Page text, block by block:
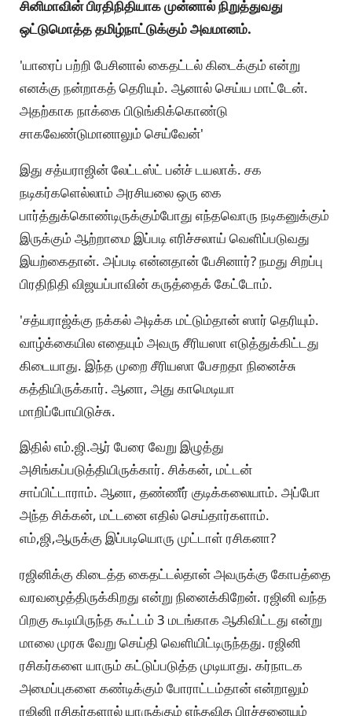
சினிமாவின் பிரதிநிதியாக முன்னால் நிறுத்துவது
ஒட்டுமொத்த தமிழ்நாட்டுக்கும் அவமானம்.
'யாரைப் பற்றி பேசினால் கைதட்டல் கிடைக்கும் என்று
எனக்கு நன்றாகத் தெரியும். ஆனால் செய்ய மாட்டேன்.
அதற்காக நாக்கை பிடுங்கிக்கொண்டு
சாகவேண்டுமானாலும் செய்வேன்'
இது சத்யராஜின் லேட்டஸ்ட் பன்ச் டயலாக். சக
நடிகர்களெல்லாம் அரசியலை ஒரு கை
பார்த்துக்கொண்டிருக்கும்போது எந்தவொரு நடிகனுக்கும்
இருக்கும் ஆற்றாமை இப்படி எரிச்சலாய் வெளிப்படுவது
இயற்கைதான். அப்படி என்னதான் பேசினார்? நமது சிறப்பு
பிரதிநிதி விஜயப்பாவின் கருத்தைக் கேட்டோம்.
'சத்யராஜ்க்கு நக்கல் அடிக்க மட்டும்தான் ஸார் தெரியும்.
வாழ்க்கையில எதையும் அவரு சீரியஸா எடுத்துக்கிட்டது
கிடையாது. இந்த முறை சீரியஸா பேசறதா நினைச்சு
கத்தியிருக்கார். ஆனா, அது காமெடியா
மாறிப்போயிடுச்சு.
இதில் எம்.ஜி.ஆர் பேரை வேறு இழுத்து
அசிங்கப்படுத்தியிருக்கார். சிக்கன், மட்டன்
சாப்பிட்டாராம். ஆனா, தண்ணீர் குடிக்கலையாம். அப்போ
அந்த சிக்கன், மட்டனை எதில் செய்தார்களாம்.
எம்,ஜி,ஆருக்கு இப்படியொரு முட்டாள் ரசிகனா?
ரஜினிக்கு கிடைத்த கைதட்டல்தான் அவருக்கு கோபத்தை
வரவழைத்திருக்கிறது என்று நினைக்கிறேன். ரஜினி வந்த
பிறகு கூடியிருந்த கூட்டம் 3 மடங்காக ஆகிவிட்டது என்று
மாலை முரசு வேறு செய்தி வெளியிட்டிருந்தது. ரஜினி
ரசிகர்களை யாரும் கட்டுப்படுத்த முடியாது. கர்நாடக
அமைப்புகளை கண்டிக்கும் போராட்டம்தான் என்றாலும்
ரஜினி ரசிகர்களால் யாருக்கும் எந்தவித பிரச்சனையும்